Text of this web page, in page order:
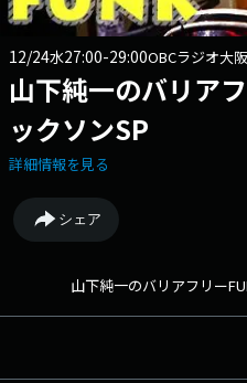
12/24水27:00-29:00OBCラジオ大阪
山下純一のバリア
ックソンSP
詳細情報を見る
シェア
山下純一のバリアフリー